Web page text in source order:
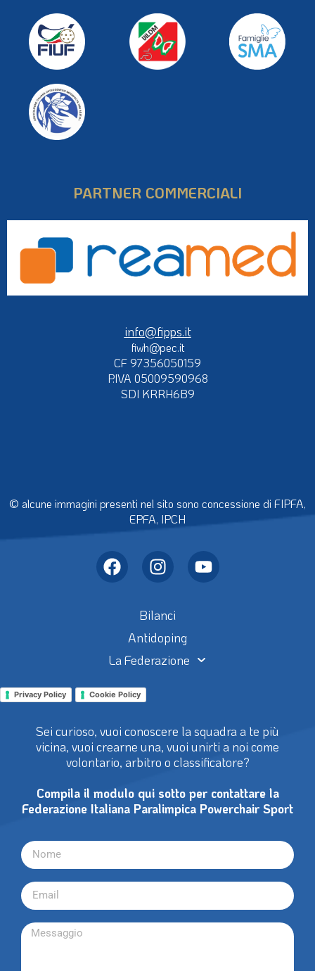
PARTNER COMMERCIALI
info@fipps.it
fiwh@pec.it
CF 97356050159
P.IVA 05009590968
SDI KRRH6B9
© alcune immagini presenti nel sito sono concessione di FIPFA,
EPFA, IPCH
Bilanci
Antidoping
La Federazione
Privacy Policy Cookie Policy
Sei curioso, vuoi conoscere la squadra a te più
vicina, vuoi crearne una, vuoi unirti a noi come
volontario, arbitro o classificatore?
Compila il modulo qui sotto per contattare la
Federazione Italiana Paralimpica Powerchair Sport